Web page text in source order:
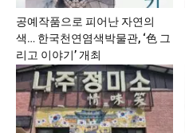
공예작품으로 피어난 자연의
색… 한국천연염색박물관, ‘色 그
리고 이야기’ 개최